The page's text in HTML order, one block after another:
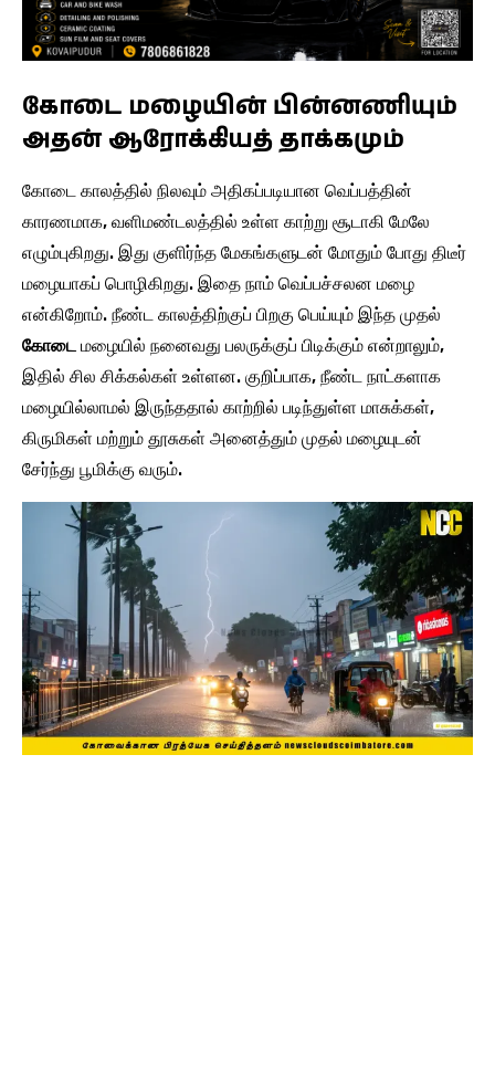
கோடை மழையின் பின்னணியும்
அதன் ஆரோக்கியத் தாக்கமும்
கோடை காலத்தில் நிலவும் அதிகப்படியான வெப்பத்தின்
காரணமாக, வளிமண்டலத்தில் உள்ள காற்று சூடாகி மேலே
எழும்புகிறது. இது குளிர்ந்த மேகங்களுடன் மோதும் போது திடீர்
மழையாகப் பொழிகிறது. இதை நாம் வெப்பச்சலன மழை
என்கிறோம். நீண்ட காலத்திற்குப் பிறகு பெய்யும் இந்த முதல்
கோடை மழையில் நனைவது பலருக்குப் பிடிக்கும் என்றாலும்,
இதில் சில சிக்கல்கள் உள்ளன. குறிப்பாக, நீண்ட நாட்களாக
மழையில்லாமல் இருந்ததால் காற்றில் படிந்துள்ள மாசுக்கள்,
கிருமிகள் மற்றும் தூசுகள் அனைத்தும் முதல் மழையுடன்
சேர்ந்து பூமிக்கு வரும்.